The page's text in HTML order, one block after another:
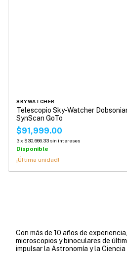
SKYWATCHER
Telescopio Sky-Watcher
SynScan GoTo
$91,999.00
3x $30,666.33 sin intereses
Disponible
¡Última unidad!
Con más de 10 años de
microscopios y binoculares de
impulsar la Astronomía y la Ciencia